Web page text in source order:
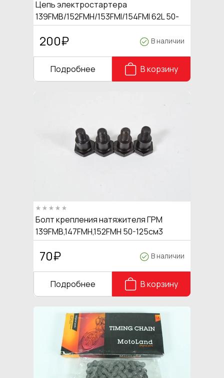
Цепь электростартера
139FMB/152FMH/153FMI/154FMI 62L 50-
125см3
200₽ В наличии
Подробнее В корзину
Болт крепления натяжителя ГРМ
139FMB,147FMH,152FMH 50-125см3
70₽ В наличии
Подробнее В корзину